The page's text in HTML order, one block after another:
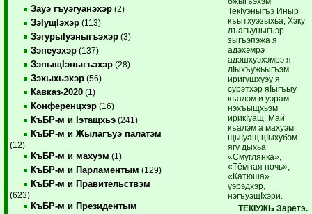
Зауэ гъуэгуанэхэр (2)
ЗэIущIэхэр (113)
ЗэгурыIуэныгъэхэр (3)
Зэпеуэхэр (137)
ЗэпыщIэныгъэхэр (28)
Зэхыхьэхэр (56)
Кавказ-2020 (1)
Конференцхэр (16)
КъБР-м и Iэтащхьэ (241)
КъБР-м и Жылагъуэ палатэм
(12)
КъБР-м и махуэм (1)
КъБР-м и Парламентым (129)
КъБР-м и Правительствэм
(623)
КъБР-м и Президентым
ТекIуэныгъэ Иныр
къытхуэзыхьа, Хэку
лъагъуныгъэр
зыгъэпэжа я
адэхэмрэ
адэшхуэхэмрэ я
лIыхъужьыгъэм
иригушхуэу я
сурэтхэр яIыгъыу
къалэм и уэрам
нэхъыщхьэм
ирикIуащ. Май
къалэм а махуэм
щыIуащ цIыхубэм
ягу дыхьа
«Смуглянка»,
«Тёмная ночь»,
«Катюша»
уэрэдхэр,
нэгъуэщIхэри.
ТЕКIУЖЬ Заретэ.